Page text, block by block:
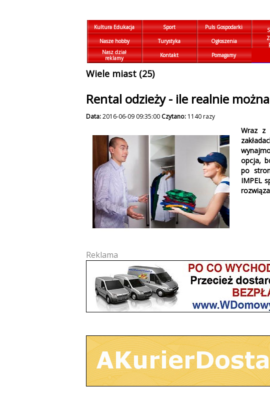
Kultura Edukacja Sport Puls Gospodarki
Nasze hobby
Turystyka Ogłoszenia
Nasz dział
reklamy
Kontakt Pomagamy
Wiele miast (25)
Rental odzieży - ile realnie
Data:2016-06-09 09:35:00 Czytano: 1140 razy
Wraz z
opcja,
po
IMPEL
Reklama